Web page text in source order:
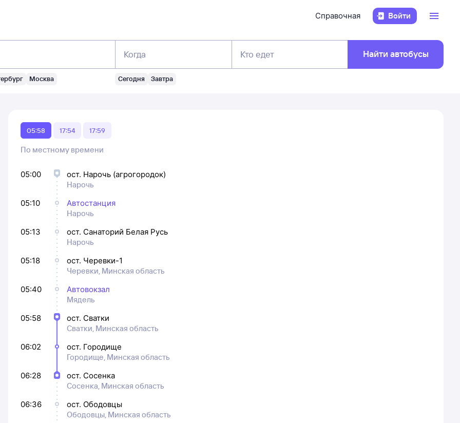
Справочная Войти
Москва
Когда
Сегодня Завтра
Кто едет Найти автобусы
05:58 17:54 17:59
По местному времени
05:00
ост. Нарочь (агрогородок)
Нарочь
05:10
Автостанция
Нарочь
05:13
ост. Санаторий Белая Русь
Нарочь
05:18
ост. Черевки-1
Черевки, Минская область
05:40
Автовокзал
Мядель
05:58
ост. Сватки
Сватки, Минская область
06:02
ост. Городище
Городище, Минская область
06:28
ост. Сосенка
Сосенка, Минская область
06:36
ост. Ободовцы
Ободовцы, Минская область